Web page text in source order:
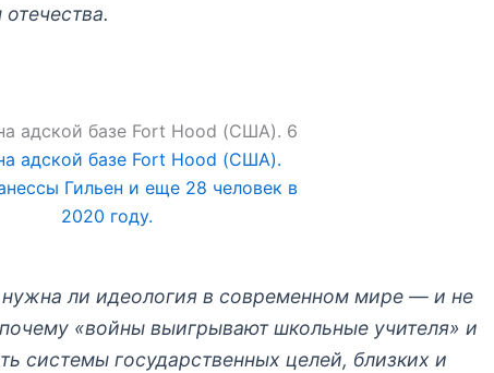
адской базе Fort Hood (США).
Гильен и еще 28 человек в
2020 году.
ли идеология в современном мире — и не
«войны выигрывают школьные учителя» и
системы государственных целей, близких и